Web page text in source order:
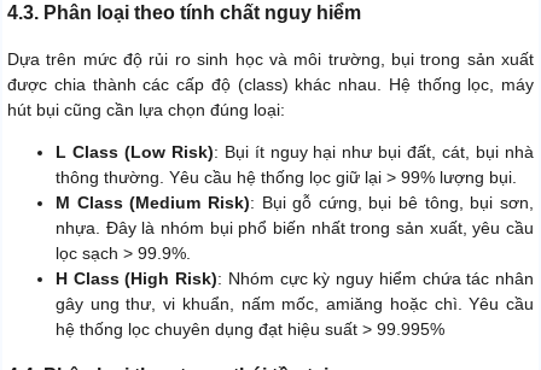
4.3. Phân loại theo tính chất nguy hiểm
Dựa trên mức độ rủi ro sinh học và môi trường, bụi trong sản xuất
được chia thành các cấp độ (class) khác nhau. Hệ thống lọc, máy
hút bụi cũng cần lựa chọn đúng loại:
L Class (Low Risk): Bụi ít nguy hại như bụi đất, cát, bụi nhà
thông thường. Yêu cầu hệ thống lọc giữ lại > 99% lượng bụi.
M Class (Medium Risk): Bụi gỗ cứng, bụi bê tông, bụi sơn,
nhựa. Đây là nhóm bụi phổ biến nhất trong sản xuất, yêu cầu
lọc sạch > 99.9%.
H Class (High Risk): Nhóm cực kỳ nguy hiểm chứa tác nhân
gây ung thư, vi khuẩn, nấm mốc, amiăng hoặc chì. Yêu cầu
hệ thống lọc chuyên dụng đạt hiệu suất > 99.995%